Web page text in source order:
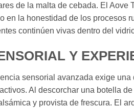
de la malta de cebada. El Aove
en la honestidad de los procesos
continúen vivas dentro del
Y
sensorial avanzada exige
Al descorchar una botella
y provista de frescura. El